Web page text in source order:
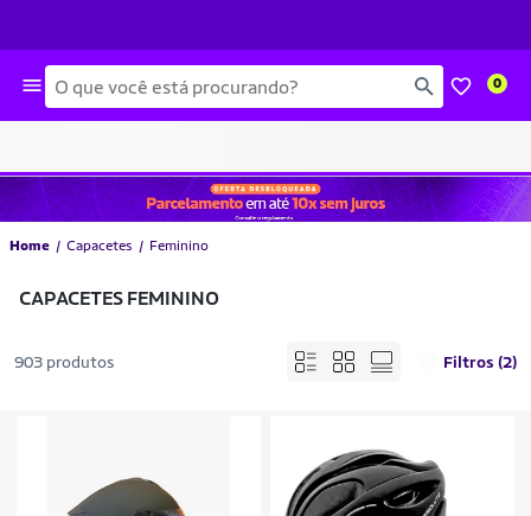
Busca 0
Home Capacetes Feminino
CAPACETES FEMININO
903 produtos Filtros (2)